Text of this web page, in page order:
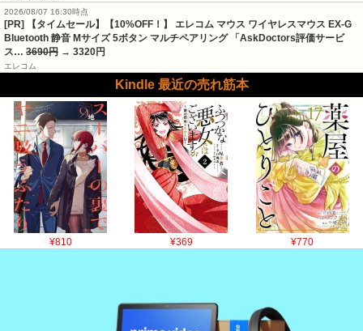
2026/08/07 16:30時点
[PR] 【タイムセール】【10%OFF！】 エレコム マウス ワイヤレスマウス EX-G
Bluetooth 静音 Mサイズ 5ボタン マルチペアリング 「AskDoctors評価サービ
ス… 3690円 → 3320円
エレコム
Kindle 最近の売れ筋本
¥810 ¥369 ¥770